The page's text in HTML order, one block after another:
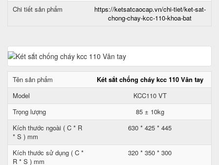
Chi tiết sản phẩm
https://ketsatcaocap.vn/chi-tiet/ket-sat-
chong-chay-kcc-110-khoa-bat
Tên sản phẩm
Két sắt chống cháy kcc 110 Vân tay
Model
KCC110 VT
Trọng lượng
85 ± 10kg
Kích thước ngoài ( C * R
* S ) mm
630 * 425 * 445
Kích thước sử dụng ( C *
R * S ) mm
320 * 350 * 300